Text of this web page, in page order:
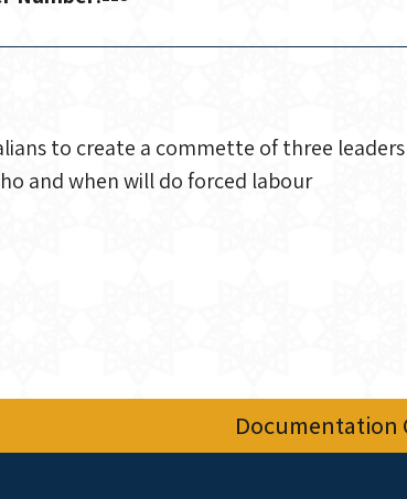
to create a commette of three
and when will do forced labour
Documentation